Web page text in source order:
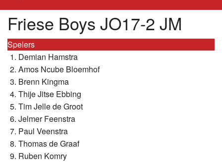
Friese Boys JO17-2 JM
Spelers
Demian Hamstra
Amos Ncube Bloemhof
Brenn Kingma
Thije Jitse Ebbing
Tim Jelle de Groot
Jelmer Feenstra
Paul Veenstra
Thomas de Graaf
Ruben Komry